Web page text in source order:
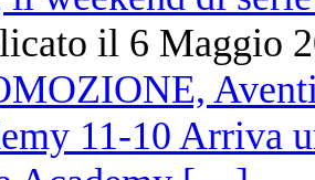
il 6 Maggio